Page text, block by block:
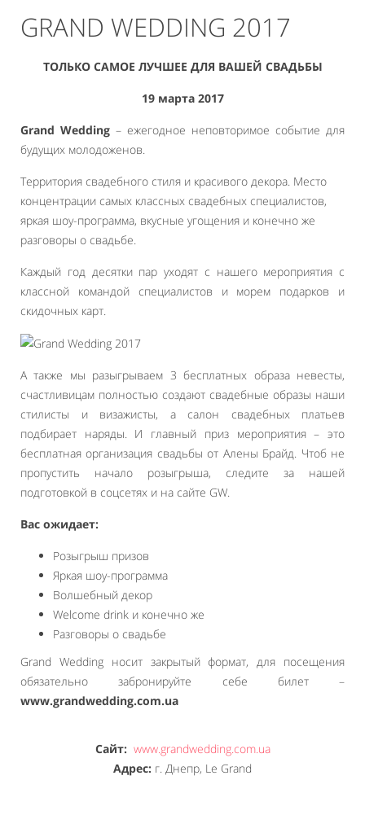
GRAND WEDDING 2017
ТОЛЬКО САМОЕ ЛУЧШЕЕ ДЛЯ ВАШЕЙ СВАДЬБЫ
19 марта 2017
Grand Wedding – ежегодное неповторимое событие для
будущих молодоженов.
Территория свадебного стиля и красивого декора. Место
концентрации самых классных свадебных специалистов,
яркая шоу-программа, вкусные угощения и конечно же
разговоры о свадьбе.
Каждый год десятки пар уходят с нашего мероприятия с
классной командой специалистов и морем подарков и
скидочных карт.
А также мы разыгрываем 3 бесплатных образа невесты,
счастливицам полностью создают свадебные образы наши
стилисты и визажисты, а салон свадебных платьев
подбирает наряды. И главный приз мероприятия – это
бесплатная организация свадьбы от Алены Брайд. Чтоб не
пропустить начало розыгрыша, следите за нашей
подготовкой в соцсетях и на сайте GW.
Вас ожидает:
Розыгрыш призов
Яркая шоу-программа
Волшебный декор
Welcome drink и конечно же
Разговоры о свадьбе
Grand Wedding носит закрытый формат, для посещения
обязательно забронируйте себе билет –
www.grandwedding.com.ua
Сайт: www.grandwedding.com.ua
Адрес: г. Днепр, Le Grand